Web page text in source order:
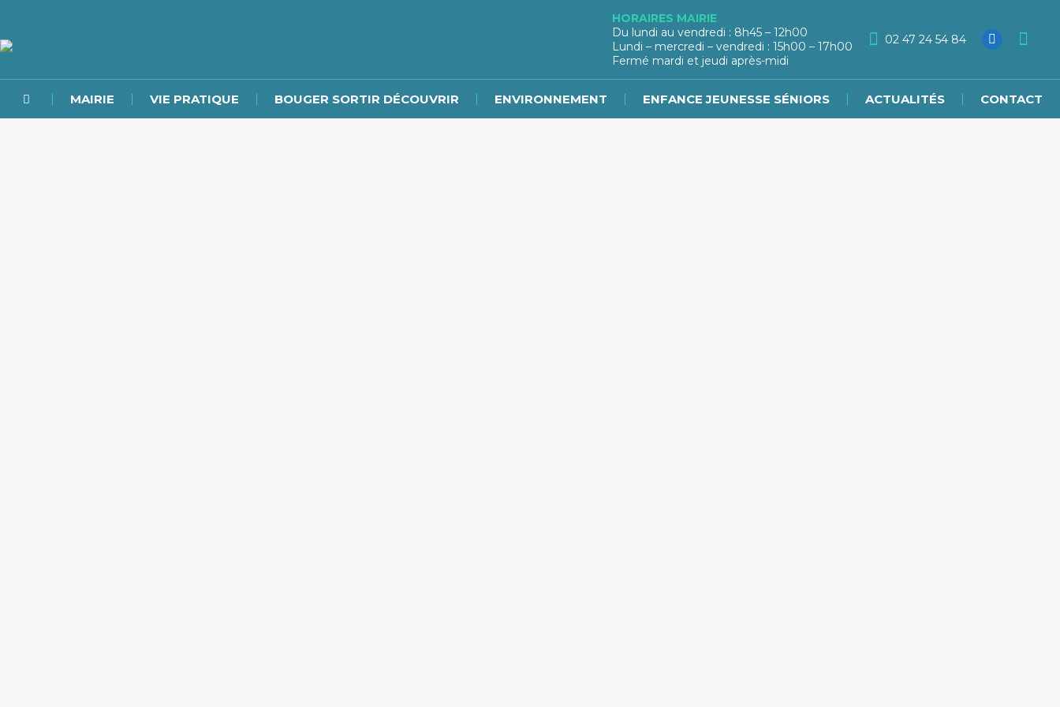
HORAIRES MAIRIE
Du lundi au vendredi : 8h45 – 12h00
Lundi – mercredi – vendredi : 15h00 – 17h00
Fermé mardi et jeudi après-midi
02 47 24 54 84
MAIRIE VIE PRATIQUE BOUGER SORTIR DÉCOUVRIR ENVIRONNEMENT ENFANCE JEUNESSE SÉNIORS ACTUALITÉS CONTACT